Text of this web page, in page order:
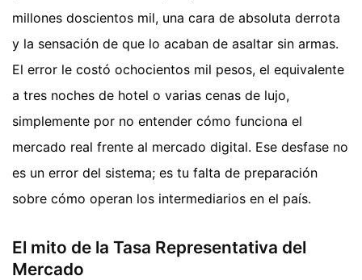
millones doscientos mil, una cara de absoluta derrota
y la sensación de que lo acaban de asaltar sin armas.
El error le costó ochocientos mil pesos, el equivalente
a tres noches de hotel o varias cenas de lujo,
simplemente por no entender cómo funciona el
mercado real frente al mercado digital. Ese desfase no
es un error del sistema; es tu falta de preparación
sobre cómo operan los intermediarios en el país.
El mito de la Tasa Representativa del
Mercado